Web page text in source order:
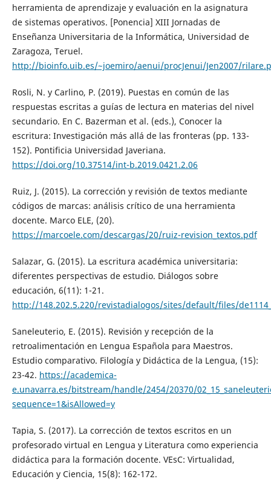
herramienta de aprendizaje y evaluación en la asignatura
de sistemas operativos. [Ponencia] XIII Jornadas de
Enseñanza Universitaria de la Informática, Universidad de
Zaragoza, Teruel.
http://bioinfo.uib.es/~joemiro/aenui/procJenui/Jen2007/
Rosli, N. y Carlino, P. (2019). Puestas en común de las
respuestas escritas a guías de lectura en materias del nivel
secundario. En C. Bazerman et al. (eds.), Conocer la
escritura: Investigación más allá de las fronteras (pp. 133-
152). Pontificia Universidad Javeriana.
https://doi.org/10.37514/int-b.2019.0421.2.06
Ruiz, J. (2015). La corrección y revisión de textos mediante
códigos de marcas: análisis crítico de una herramienta
docente. Marco ELE, (20).
https://marcoele.com/descargas/20/ruiz-revision_textos.pdf
Salazar, G. (2015). La escritura académica universitaria:
diferentes perspectivas de estudio. Diálogos sobre
educación, 6(11): 1-21.
http://148.202.5.220/revistadialogos/sites/default/files/
Saneleuterio, E. (2015). Revisión y recepción de la
retroalimentación en Lengua Española para Maestros.
Estudio comparativo. Filología y Didáctica de la Lengua, (15):
23-42. https://academica-
e.unavarra.es/bitstream/handle/2454/20370/
sequence=1&isAllowed=y
Tapia, S. (2017). La corrección de textos escritos en un
profesorado virtual en Lengua y Literatura como experiencia
didáctica para la formación docente. VEsC: Virtualidad,
Educación y Ciencia, 15(8): 162-172.